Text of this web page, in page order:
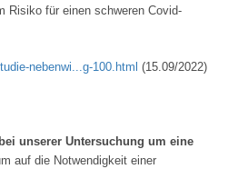
Risiko für einen schweren Covid-
nebenwi...g-100.html (15.09/2022)
unserer Untersuchung um eine
auf die Notwendigkeit einer